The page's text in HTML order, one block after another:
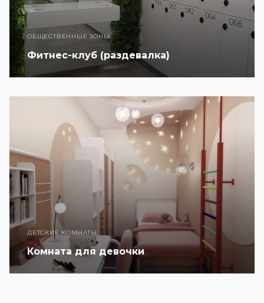
ОБЩЕСТВЕННЫЕ ЗОНЫ
Фитнес-клуб (раздевалка)
ДЕТСКИЕ КОМНАТЫ
Комната для девочки